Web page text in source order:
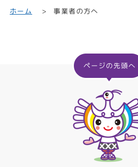
ホーム 事業者の方へ